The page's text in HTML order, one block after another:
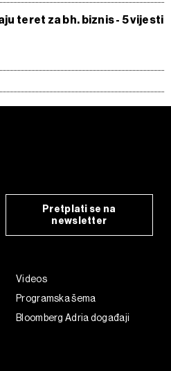
teret za bh. biznis - 5 vijesti
Pretplati se na
newsletter
Videos
Programska šema
Bloomberg Adria događaji